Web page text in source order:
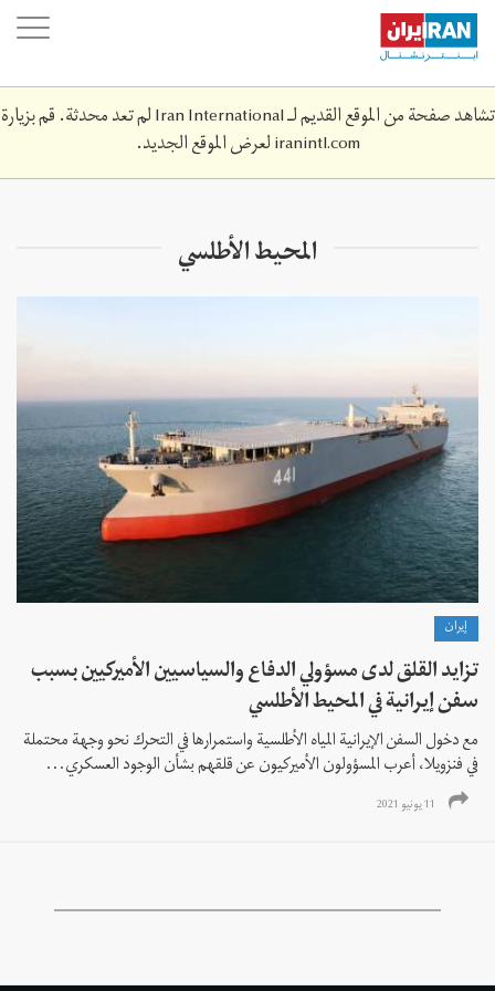
Skip
main
content
تشاهد صفحة من الموقع القديم لـ Iran International لم تعد محدثة. قم بزيارة
iranintl.comلعرض الموقع الجديد.
المحيط الأطلسي
إيران
تزايد القلق لدى مسؤولي الدفاع والسياسيين الأميركيين بسبب
سفن إيرانية في المحيط الأطلسي
مع دخول السفن الإيرانية المياه الأطلسية واستمرارها في التحرك نحو وجهة محتملة
في فنزويلا، أعرب المسؤولون الأميركيون عن قلقهم بشأن الوجود العسكري...
11 يونيو 2021